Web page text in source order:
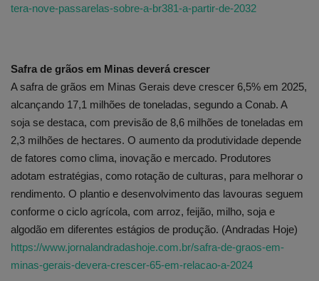
tera-nove-passarelas-sobre-a-br381-a-partir-de-2032
Safra de grãos em Minas deverá crescer
A safra de grãos em Minas Gerais deve crescer 6,5% em 2025,
alcançando 17,1 milhões de toneladas, segundo a Conab. A
soja se destaca, com previsão de 8,6 milhões de toneladas em
2,3 milhões de hectares. O aumento da produtividade depende
de fatores como clima, inovação e mercado. Produtores
adotam estratégias, como rotação de culturas, para melhorar o
rendimento. O plantio e desenvolvimento das lavouras seguem
conforme o ciclo agrícola, com arroz, feijão, milho, soja e
algodão em diferentes estágios de produção. (Andradas Hoje)
https://www.jornalandradashoje.com.br/safra-de-graos-em-
minas-gerais-devera-crescer-65-em-relacao-a-2024